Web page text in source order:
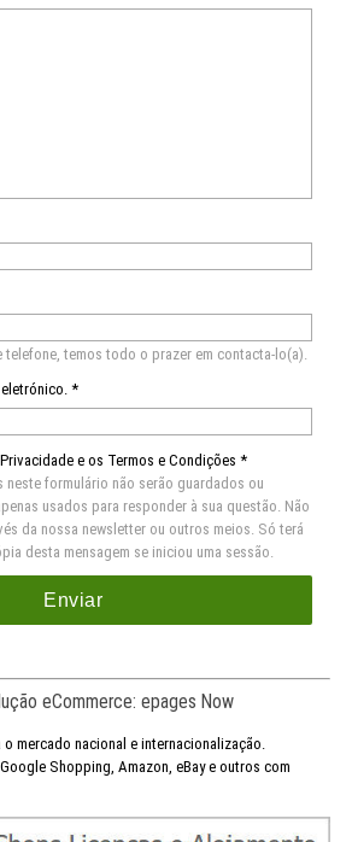
telefone, temos todo o prazer em contacta-lo(a).
*
e os Termos e Condições *
neste formulário não serão guardados ou
usados para responder à sua questão. Não
da nossa newsletter ou outros meios. Só terá
desta mensagem se iniciou uma sessão.
Enviar
eCommerce: epages Now
mercado nacional e internacionalização.
Shopping, Amazon, eBay e outros com